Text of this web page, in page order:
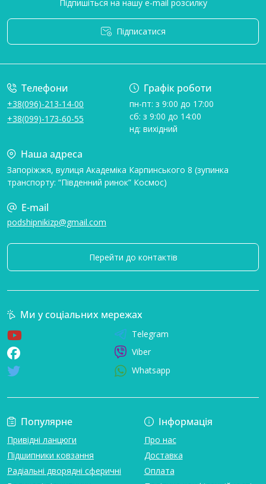
Підпишіться на нашу e-mail розсилку
Підписатися
Телефони
+38(096)-213-14-00
+38(099)-173-60-55
Графік роботи
пн-пт: з 9:00 до 17:00
сб: з 9:00 до 14:00
нд: вихідний
Наша адреса
Запоріжжя, вулиця Академіка Карпинського 8 (зупинка
транспорту: “Південний ринок” Космос)
E-mail
podshipnikizp@gmail.com
Перейти до контактів
Популярне
Привідні ланцюги
Підшипники ковзання
Радіальні дворядні сферичні
Інформація
Про нас
Доставка
Оплата
Ми у соціальних мережах
Telegram
Viber
Whatsapp